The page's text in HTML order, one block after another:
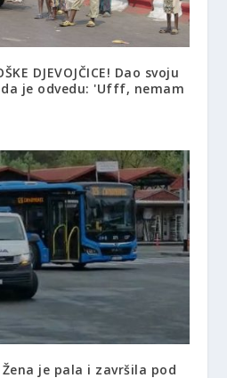
DJEVOJČICE! Dao svoju
je odvedu: 'Ufff, nemam
je pala i završila pod